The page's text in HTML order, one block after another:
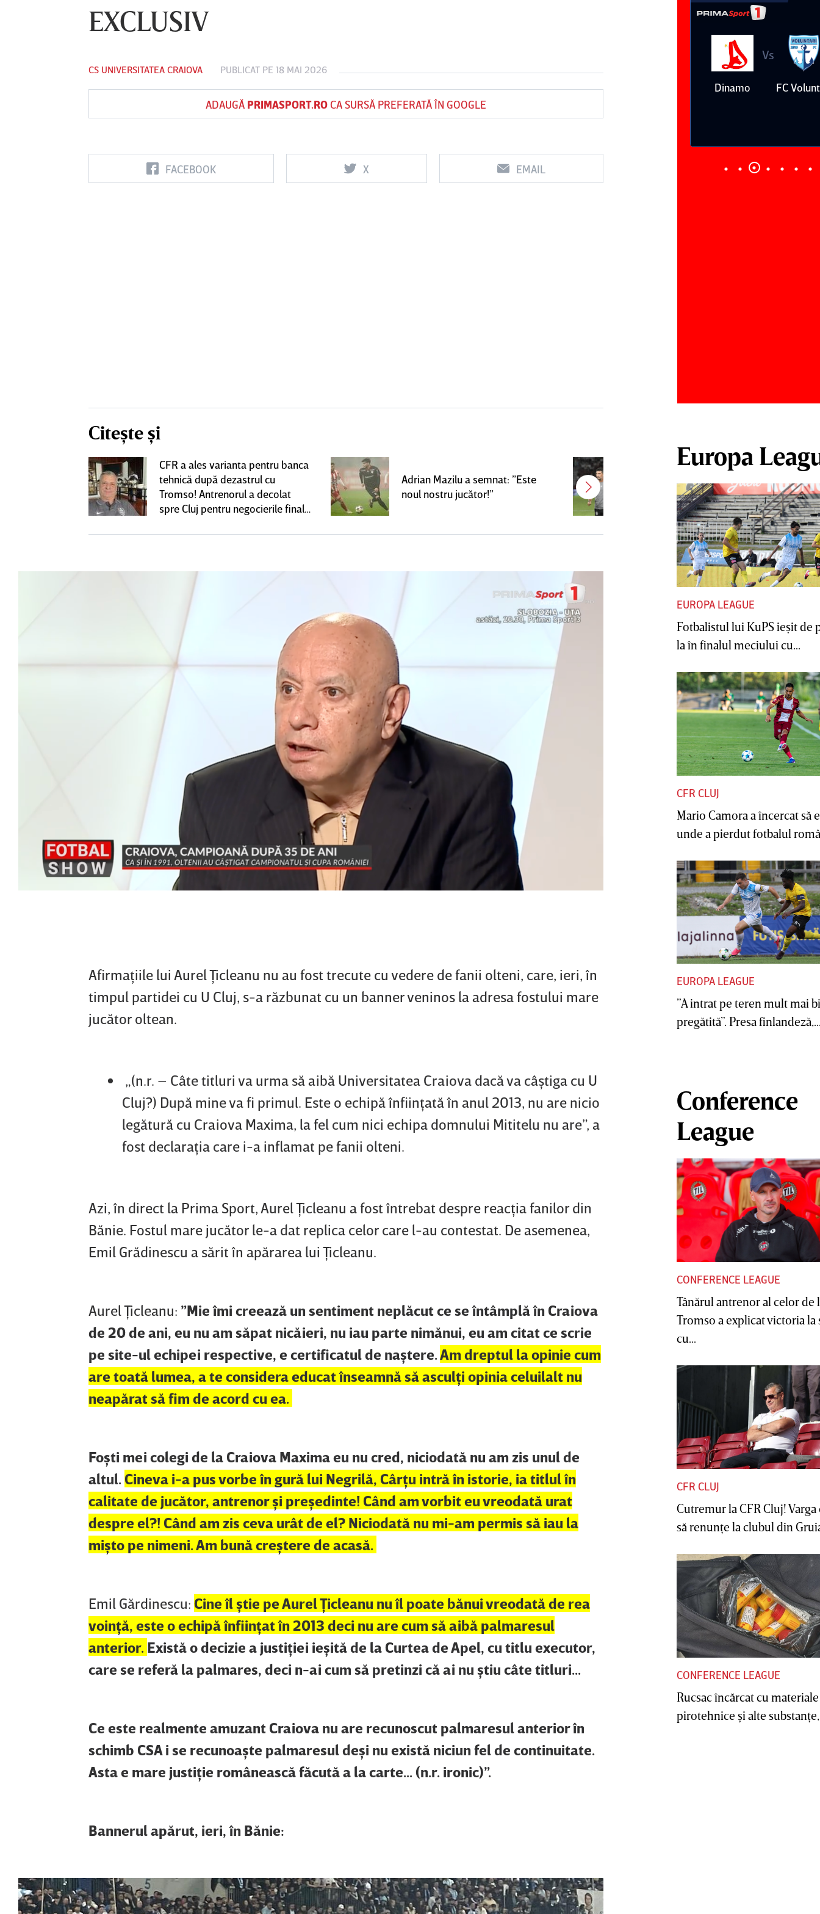
EXCLUSIV
CS UNIVERSITATEA CRAIOVA PUBLICAT PE 18 MAI 2026
ADAUGĂ PRIMASPORT.ROCA SURSĂ PREFERATĂ ÎN GOOGLE
FACEBOOK X EMAIL
Citește și
CFR a ales varianta pentru banca
tehnică după dezastrul cu
Tromso! Antrenorul a decolat
spre Cluj pentru negocierile finale
Adrian Mazilu a semnat: ”Este
noul nostru jucător!”
CFR Cluj! Alţi 3 jucători sunt OUT
Afirmaţiile lui Aurel Ţicleanu nu au fost trecute cu vedere de fanii olteni, care, ieri, în
timpul partidei cu U Cluj, s-a răzbunat cu un banner veninos la adresa fostului mare
jucător oltean.
„(n.r. – Câte titluri va urma să aibă Universitatea Craiova dacă va câştiga cu U
Cluj?) După mine va fi primul. Este o echipă înfiinţată în anul 2013, nu are nicio
legătură cu Craiova Maxima, la fel cum nici echipa domnului Mititelu nu are”, a
fost declaraţia care i-a inflamat pe fanii olteni.
Azi, în direct la Prima Sport, Aurel Ţicleanu a fost întrebat despre reacţia fanilor din
Bănie. Fostul mare jucător le-a dat replica celor care l-au contestat. De asemenea,
Emil Grădinescu a sărit în apărarea lui Ţicleanu.
Aurel Ţicleanu: ”Mie îmi creează un sentiment neplăcut ce se întâmplă în Craiova
de 20 de ani, eu nu am săpat nicăieri, nu iau parte nimănui, eu am citat ce scrie
pe site-ul echipei respective, e certificatul de naştere.Am dreptul la opinie cum
are toată lumea, a te considera educat înseamnă să asculţi opinia celuilalt nu
neapărat să fim de acord cu ea.
Foşti mei colegi de la Craiova Maxima eu nu cred, niciodată nu am zis unul de
altul.Cineva i-a pus vorbe în gură lui Negrilă, Cârţu intră în istorie, ia titlul în
calitate de jucător, antrenor şi preşedinte! Când am vorbit eu vreodată urat
despre el?! Când am zis ceva urât de el? Niciodată nu mi-am permis să iau la
mişto pe nimeni. Am bună creştere de acasă.
Emil Gărdinescu: Cine îl ştie pe Aurel Ţicleanu nu îl poate bănui vreodată de rea
voinţă, este o echipă înfiinţat în 2013 deci nu are cum să aibă palmaresul
anterior. Există o decizie a justiţiei ieşită de la Curtea de Apel, cu titlu executor,
care se referă la palmares, deci n-ai cum să pretinzi că ai nu ştiu câte titluri...
Ce este realmente amuzant Craiova nu are recunoscut palmaresul anterior în
schimb CSA i se recunoaşte palmaresul deşi nu există niciun fel de continuitate.
Asta e mare justiţie românească făcută a la carte... (n.r. ironic)”.
Bannerul apărut, ieri, în Bănie:
FC Botoşani
Corvinul
Sepsi OSK Sf
Gheorghe
FCSB UTA Arad
0
Rapid
0
Farul
Dinamo
Vs
FC
Europa
EUROPA LEAGUE
Fotbalistul lui KuPS ieşit de
la în finalul meciului cu...
CFR CLUJ
Mario Camora a încercat să
unde a pierdut fotbalul
EUROPA LEAGUE
”A intrat pe teren mult mai
pregătită”. Presa
Conference
League
CONFERENCE LEAGUE
Tânărul antrenor al celor de
Tromso a explicat victoria la
cu...
CFR CLUJ
Cutremur la CFR Cluj! Varga
să renunţe la clubul din
CONFERENCE LEAGUE
Rucsac încărcat cu materiale
pirotehnice şi alte substanţe,